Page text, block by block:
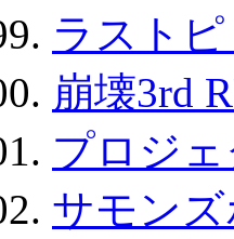
ラスト
崩壊3rd
プロジ
サモン